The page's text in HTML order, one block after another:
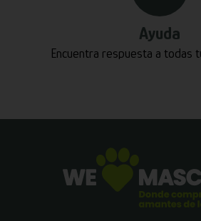
Ayuda
Encuentra respuesta a todas